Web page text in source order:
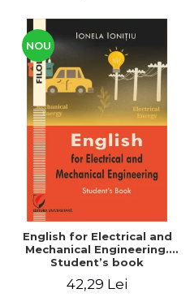
roumain et en français
pour les citoyens
étrangers
NOU
English for Electrical and
Mechanical Engineering.
Student’s book
42,29 Lei